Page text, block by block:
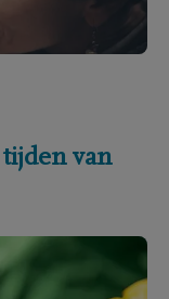
van